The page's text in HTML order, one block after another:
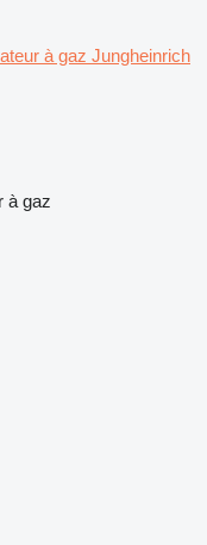
à gaz Jungheinrich
à gaz